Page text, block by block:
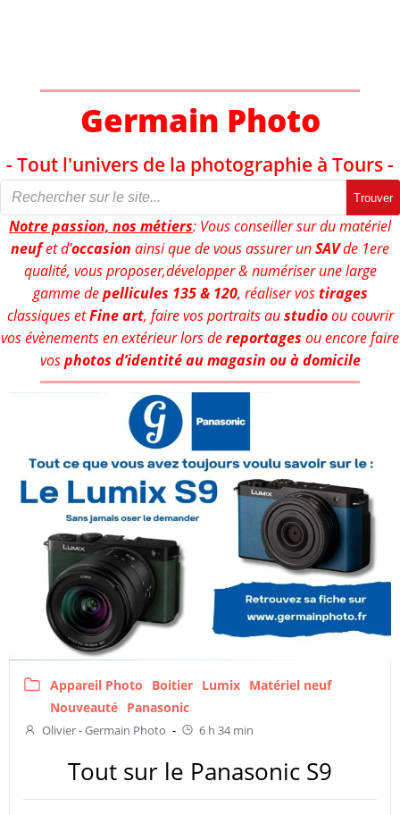
Germain Photo
- Tout l'univers de la photographie à Tours -
Trouver
Notre passion, nos métiers: Vous conseiller sur du matériel
neufet d'occasion ainsi que de vous assurer unSAVde 1ere
qualité, vous proposer,développer & numériser une large
gamme depellicules 135 & 120, réaliser vostirages
classiques etFine art, faire vos portraits austudioou couvrir
vos évènements en extérieur lors dereportages ou encore faire
vosphotos d’identité au magasin ou à domicile
Appareil Photo Boitier Lumix Matériel neuf
Nouveauté Panasonic
Olivier - Germain Photo - 6 h 34 min
Tout sur le Panasonic S9